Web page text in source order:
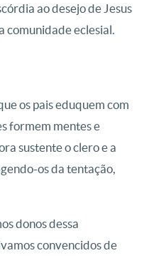
ao desejo de Jesus
comunidade eclesial.
os pais eduquem com
formem mentes e
sustente o clero e a
os da tentação,
donos dessa
convencidos de